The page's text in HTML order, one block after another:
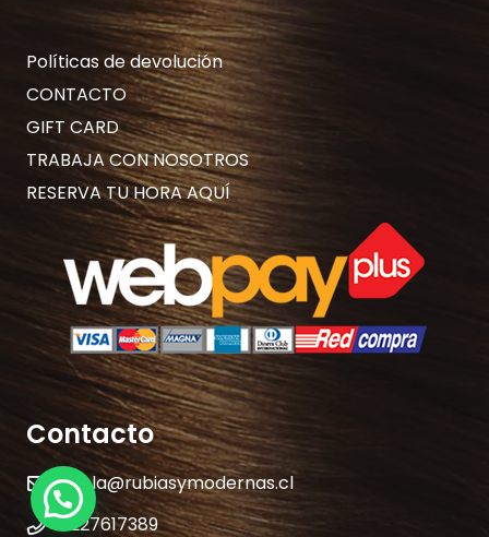
Políticas de devolución
CONTACTO
GIFT CARD
TRABAJA CON NOSOTROS
RESERVA TU HORA AQUÍ
Contacto
hola@rubiasymodernas.cl
227617389